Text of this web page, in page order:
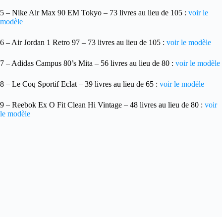
5 – Nike Air Max 90 EM Tokyo – 73 livres au lieu de 105 : voir le
modèle
6 – Air Jordan 1 Retro 97 – 73 livres au lieu de 105 : voir le modèle
7 – Adidas Campus 80’s Mita – 56 livres au lieu de 80 : voir le modèle
8 – Le Coq Sportif Eclat – 39 livres au lieu de 65 : voir le modèle
9 – Reebok Ex O Fit Clean Hi Vintage – 48 livres au lieu de 80 : voir
le modèle